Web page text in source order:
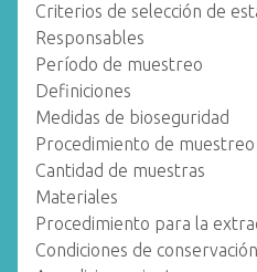
Criterios de selección de
Responsables
Período de muestreo
Definiciones
Medidas de bioseguridad
Procedimiento de muestreo
Cantidad de muestras
Materiales
Procedimiento para la
Condiciones de